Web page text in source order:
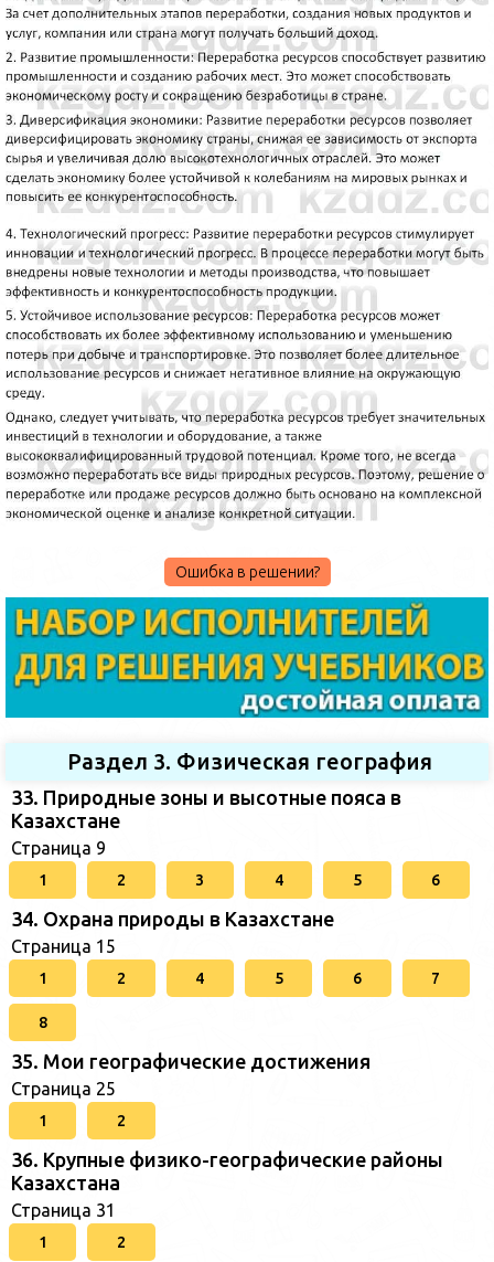
Ошибка в решении?
Раздел 3. Физическая география
33. Природные зоны и высотные пояса в
Казахстане
Страница 9
1 2 3 4 5 6
34. Охрана природы в Казахстане
Страница 15
1 2 4 5 6 7
8
35. Мои географические достижения
Страница 25
1 2
36. Крупные физико-географические районы
Казахстана
Страница 31
1 2